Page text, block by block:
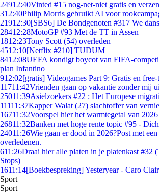
24912:40Vinted #15 nog-net-niet gratis en
312:40Philip Morris gebruikt AI voor
21912:30[SBS6] De Bondgenoten #317 We
28412:28MotoGP #93 Met de TT in Assen
1812:23Tony Scott (54) overleden
4512:10[Netflix #210] TUDUM
8412:08UEFA kondigt boycot van FIFA-
plan Infantino
912:02[gratis] Videogames Part 9: Gratis en
11711:42Vrienden gaan op vakantie zonder mij
25011:39Asielzoekers #22 : Het Europese
11111:37Kapper Walat (27) slachtoffer van
16711:32Voorspel hier het warmtegetal van 2026
26811:32Banken met hoge rente topic #95 -
24011:26Wie gaan er dood in 2026?Post met
overledenen.
611:26Draai hier alle platen in je platenkast #32
Stops)
1611:14[Boekbespreking] Yesteryear - Caro
Sport
Sport